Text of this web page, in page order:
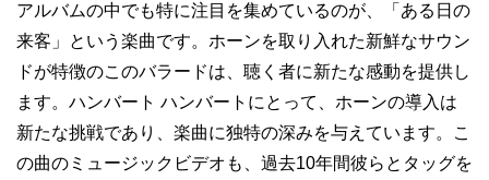
アルバムの中でも特に注目を集めているのが、「ある日の
来客」という楽曲です。ホーンを取り入れた新鮮なサウン
ドが特徴のこのバラードは、聴く者に新たな感動を提供し
ます。ハンバート ハンバートにとって、ホーンの導入は
新たな挑戦であり、楽曲に独特の深みを与えています。こ
の曲のミュージックビデオも、過去10年間彼らとタッグを